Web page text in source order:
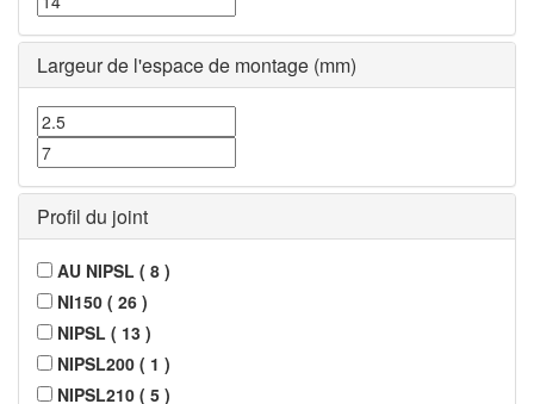
Largeur de l'espace de montage (mm)
Profil du joint
AU NIPSL ( 8 )
NI150 ( 26 )
NIPSL ( 13 )
NIPSL200 ( 1 )
NIPSL210 ( 5 )